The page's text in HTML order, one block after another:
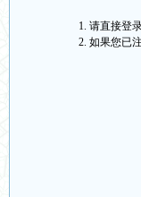
请直接登
如果您已